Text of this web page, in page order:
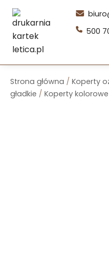
Przejdź
treści
500
Strona główna / Koperty
gładkie / Koperty kolorowe